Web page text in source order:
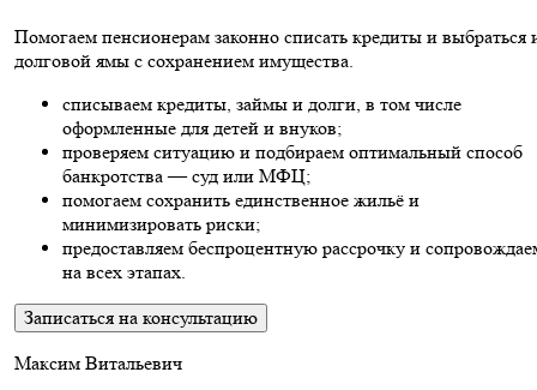
Помогаем пенсионерам законно списать кредиты и выбраться
долговой ямы с сохранением имущества.
списываем кредиты, займы и долги, в том числе
оформленные для детей и внуков;
проверяем ситуацию и подбираем оптимальный способ
банкротства — суд или МФЦ;
помогаем сохранить единственное жильё и
минимизировать риски;
предоставляем беспроцентную рассрочку и
на всех этапах.
Записаться на консультацию
Максим Витальевич